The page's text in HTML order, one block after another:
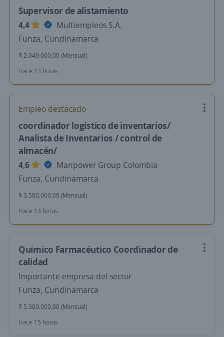
Supervisor de alistamiento
4,4
Multiempleos S.A.
Funza, Cundinamarca
$ 2.049.000,00 (Mensual)
Hace 13 horas
Empleo destacado
coordinador logístico de inventarios/
Analista de Inventarios / control de
almacén/
4,6
Manpower Group Colombia
Funza, Cundinamarca
$ 3.500.000,00 (Mensual)
Hace 13 horas
Químico Farmacéutico Coordinador de
calidad
Importante empresa del sector
Funza, Cundinamarca
$ 5.000.000,00 (Mensual)
Hace 15 horas